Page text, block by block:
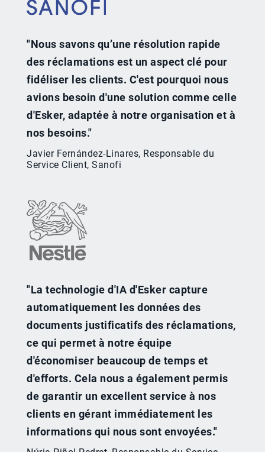
"Nous savons qu’une résolution rapide
des réclamations est un aspect clé pour
fidéliser les clients. C'est pourquoi nous
avions besoin d'une solution comme celle
d'Esker, adaptée à notre organisation et à
nos besoins."​
Javier Fernández-Linares, Responsable du
Service Client, Sanofi
"La technologie d'IA d'Esker capture
automatiquement les données des
documents justificatifs des réclamations,
ce qui permet à notre équipe
d'économiser beaucoup de temps et
d'efforts. Cela nous a également permis
de garantir un excellent service à nos
clients en gérant immédiatement les
informations qui nous sont envoyées."